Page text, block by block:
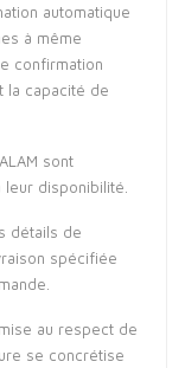
automatique
à même
confirmation
la capacité de
sont
leur disponibilité.
détails de
spécifiée
au respect de
se concrétise